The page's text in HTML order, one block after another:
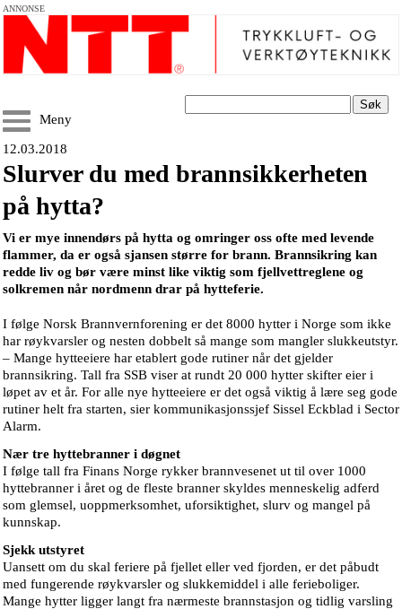
ANNONSE
Søk
Meny
12.03.2018
Slurver du med brannsikkerheten
på hytta?
Vi er mye innendørs på hytta og omringer oss ofte med levende
flammer, da er også sjansen større for brann. Brannsikring kan
redde liv og bør være minst like viktig som fjellvettreglene og
solkremen når nordmenn drar på hytteferie.
I følge Norsk Brannvernforening er det 8000 hytter i Norge som ikke
har røykvarsler og nesten dobbelt så mange som mangler slukkeutstyr.
– Mange hytteeiere har etablert gode rutiner når det gjelder
brannsikring. Tall fra SSB viser at rundt 20 000 hytter skifter eier i
løpet av et år. For alle nye hytteeiere er det også viktig å lære seg gode
rutiner helt fra starten, sier kommunikasjonssjef Sissel Eckblad i Sector
Alarm.
Nær tre hyttebranner i døgnet
I følge tall fra Finans Norge rykker brannvesenet ut til over 1000
hyttebranner i året og de fleste branner skyldes menneskelig adferd
som glemsel, uoppmerksomhet, uforsiktighet, slurv og mangel på
kunnskap.
Sjekk utstyret
Uansett om du skal feriere på fjellet eller ved fjorden, er det påbudt
med fungerende røykvarsler og slukkemiddel i alle ferieboliger.
Mange hytter ligger langt fra nærmeste brannstasjon og tidlig varsling